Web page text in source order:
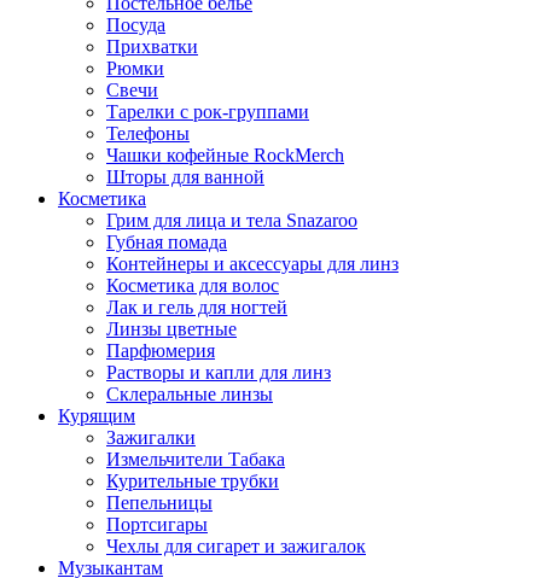
Посуда
Прихватки
Рюмки
Свечи
Тарелки с рок-группами
Телефоны
Чашки кофейные RockMerch
Шторы для ванной
Косметика
Грим для лица и тела Snazaroo
Губная помада
Контейнеры и аксессуары для линз
Косметика для волос
Лак и гель для ногтей
Линзы цветные
Парфюмерия
Растворы и капли для линз
Склеральные линзы
Курящим
Зажигалки
Измельчители Табака
Курительные трубки
Пепельницы
Портсигары
Чехлы для сигарет и зажигалок
Музыкантам